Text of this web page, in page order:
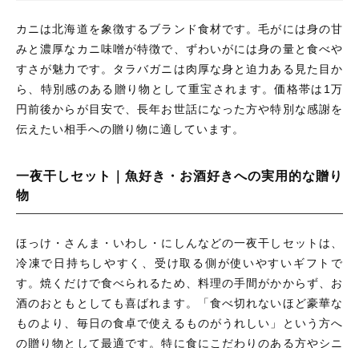
カニは北海道を象徴するブランド食材です。毛がには身の甘
みと濃厚なカニ味噌が特徴で、ずわいがには身の量と食べや
すさが魅力です。タラバガニは肉厚な身と迫力ある見た目か
ら、特別感のある贈り物として重宝されます。価格帯は1万
円前後からが目安で、長年お世話になった方や特別な感謝を
伝えたい相手への贈り物に適しています。
一夜干しセット｜魚好き・お酒好きへの実用的な贈り
物
ほっけ・さんま・いわし・にしんなどの一夜干しセットは、
冷凍で日持ちしやすく、受け取る側が使いやすいギフトで
す。焼くだけで食べられるため、料理の手間がかからず、お
酒のおともとしても喜ばれます。「食べ切れないほど豪華な
ものより、毎日の食卓で使えるものがうれしい」という方へ
の贈り物として最適です。特に食にこだわりのある方やシニ